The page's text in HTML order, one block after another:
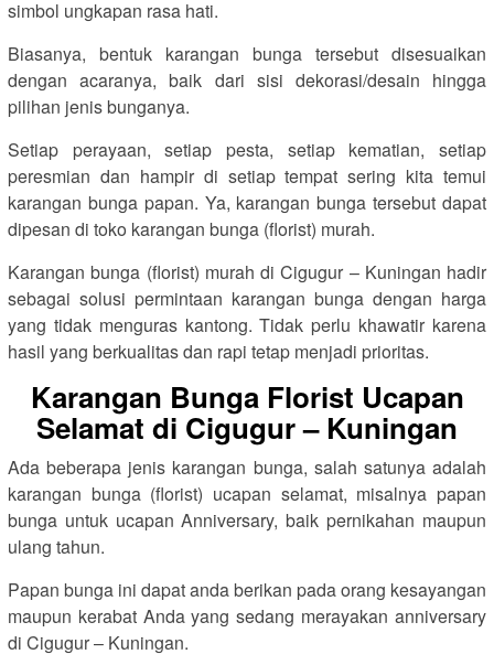
simbol ungkapan rasa hati.
Biasanya, bentuk karangan bunga tersebut disesuaikan
dengan acaranya, baik dari sisi dekorasi/desain hingga
pilihan jenis bunganya.
Setiap perayaan, setiap pesta, setiap kematian, setiap
peresmian dan hampir di setiap tempat sering kita temui
karangan bunga papan. Ya, karangan bunga tersebut dapat
dipesan di toko karangan bunga (florist) murah.
Karangan bunga (florist) murah di Cigugur – Kuningan hadir
sebagai solusi permintaan karangan bunga dengan harga
yang tidak menguras kantong. Tidak perlu khawatir karena
hasil yang berkualitas dan rapi tetap menjadi prioritas.
Karangan Bunga Florist Ucapan
Selamat di Cigugur – Kuningan
Ada beberapa jenis karangan bunga, salah satunya adalah
karangan bunga (florist) ucapan selamat, misalnya papan
bunga untuk ucapan Anniversary, baik pernikahan maupun
ulang tahun.
Papan bunga ini dapat anda berikan pada orang kesayangan
maupun kerabat Anda yang sedang merayakan anniversary
di Cigugur – Kuningan.